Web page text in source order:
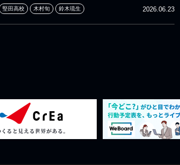
2026.06.23
堅田高校 木村旬 鈴木琉生